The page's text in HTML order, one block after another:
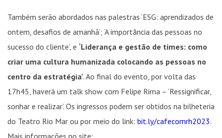
Também serão abordados nas palestras ‘ESG: aprendizados de
ontem, desafios de amanhã’; ‘A importância das pessoas no
sucesso do cliente’, e ‘Liderança e gestão de times: como
criar uma cultura humanizada colocando as pessoas no
centro da estratégia’. Ao final do evento, por volta das
17h45, haverá um talk show com Felipe Rima – ‘Ressignificar,
sonhar e realizar’. Os ingressos podem ser obtidos na bilheteria
do Teatro Rio Mar ou por meio do link: bit.ly/cafecomrh2023.
Mais informações no site: